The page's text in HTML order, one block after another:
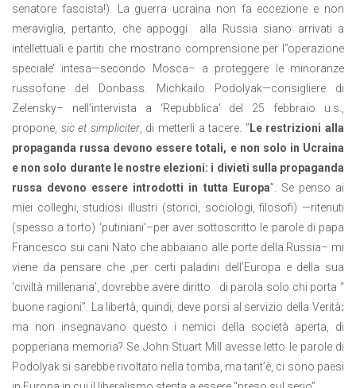
senatore fascista!). La guerra ucraina non fa eccezione e non
meraviglia, pertanto, che appoggi
alla Russia siano arrivati a
intellettuali e partiti che mostrano comprensione per l’’operazione
speciale’ intesa—secondo Mosca– a proteggere le minoranze
russofone del Donbass. Michkailo Podolyak—consigliere di
Zelensky– nell’intervista a ‘Repubblica’ del 25 febbraio u.s.,
propone, sic et simpliciter, di metterli a tacere. ” Le restrizioni alla
propaganda russa devono essere totali, e non solo in Ucraina
e non solo durante le nostre elezioni: i divieti sulla propaganda
russa devono essere introdotti in tutta Europa”. Se penso ai
miei colleghi, studiosi illustri (storici, sociologi, filosofi) —ritenuti
(spesso a torto) ‘putiniani’–per aver sottoscritto le parole di papa
Francesco sui cani Nato che abbaiano alle porte della Russia– mi
viene da pensare che ,per certi paladini dell’Europa e della sua
‘civiltà millenaria’, dovrebbe avere diritto
di parola solo chi porta “
buone ragioni”. La libertà, quindi, deve porsi al servizio della Verità:
ma non insegnavano questo i nemici della società aperta, di
popperiana memoria? Se John Stuart Mill avesse letto le parole di
Podolyak si sarebbe rivoltato nella tomba, ma tant’è, ci sono paesi